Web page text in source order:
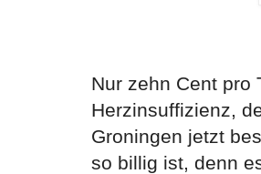
Nur zehn Cent pro
Herzinsuffizienz,
Groningen jetzt
so billig ist, denn